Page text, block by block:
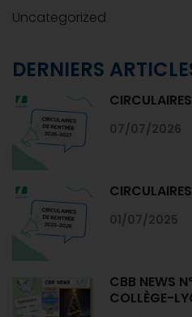
Uncategorized
DERNIERS
07/07/2026
01/07/2025
CBB NEWS
COLLÈGE-